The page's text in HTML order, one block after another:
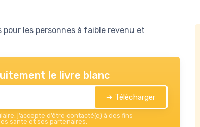
les personnes à faible revenu et
le livre blanc
➔ Télécharger
j’accepte d’être contacté(e) à des fins
sante et ses partenaires.